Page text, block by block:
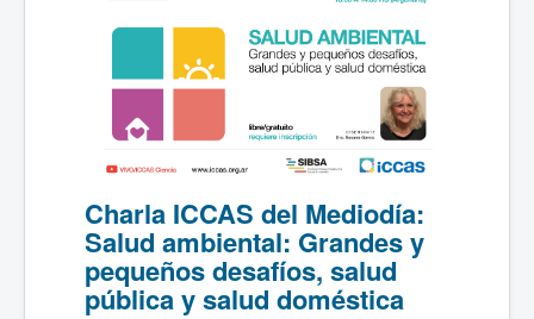
Charla ICCAS del Mediodía:
Salud ambiental: Grandes y
pequeños desafíos, salud
pública y salud doméstica